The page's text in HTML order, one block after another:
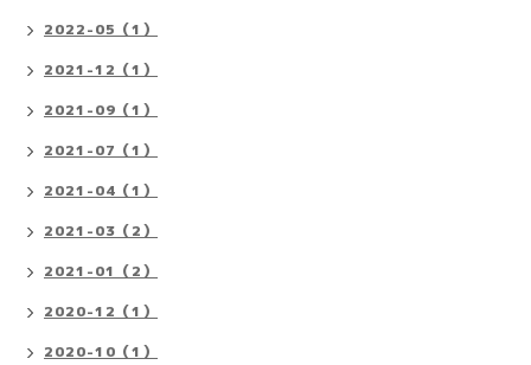
2022-05（1）
2021-12（1）
2021-09（1）
2021-07（1）
2021-04（1）
2021-03（2）
2021-01（2）
2020-12（1）
2020-10（1）